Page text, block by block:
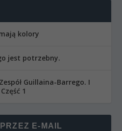
kolory
jest potrzebny.
Guillaina-Barrego. I
1
E-MAIL